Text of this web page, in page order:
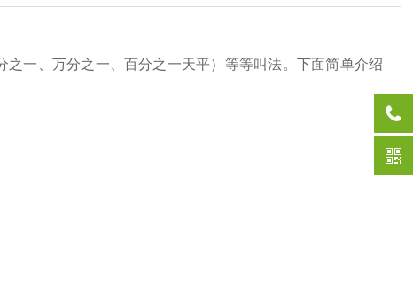
一、万分之一、百分之一天平）等等叫法。下面简单介绍